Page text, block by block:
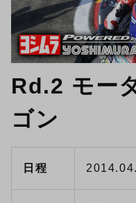
Rd.2 モー
ゴン
日程